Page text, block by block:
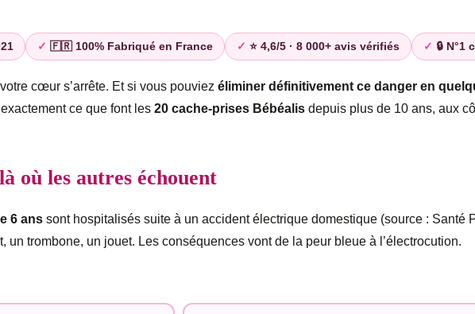
🇫🇷 100% Fabriqué en France ⭐ 4,6/5 · 8 000+ avis vérifiés 🔒
cœur s’arrête. Et si vous pouviez éliminer définitivement ce danger en
ce que font les 20 cache-prises Bébéalis depuis plus de 10 ans, aux
où les autres échouent
6 ans sont hospitalisés suite à un accident électrique domestique (source : Santé
trombone, un jouet. Les conséquences vont de la peur bleue à l’électrocution.